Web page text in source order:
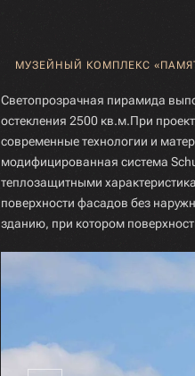
МУЗЕЙНЫЙ КОМПЛЕКС
Светопрозрачная пирамида
остекления 2500 кв.м.При
современные технологии и
модифицированная система
теплозащитными
поверхности фасадов без
зданию, при котором